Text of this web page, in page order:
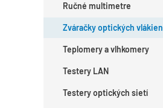
Ručné multimetre
Zváračky optických vlákien
Teplomery a vlhkomery
Testery LAN
Testery optických sietí